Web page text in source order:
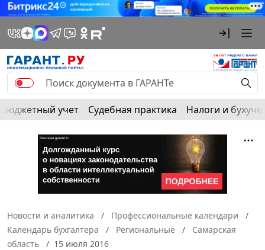
Бюджетный учет Судебная практика Налоги и
Новости и аналитика
Профессиональные календари
Календарь бухгалтера
Региональные
Самарская
область
15 июля 2016